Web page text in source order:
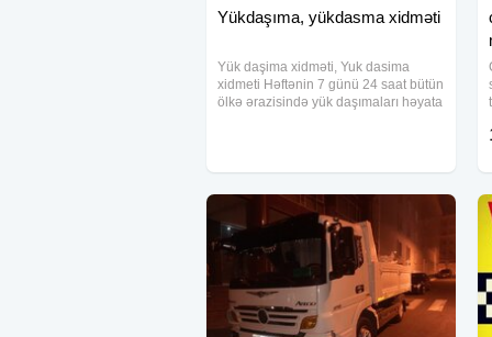
Yükdaşıma, yükdasma xidməti
Yük daşima xidməti, Yuk dasima
xidmeti Həftənin 7 günü 24 saat bütün
ölkə ərazisində yük daşımaları həyata